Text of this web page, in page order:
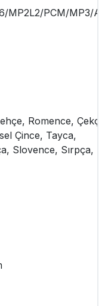
MP2L2/PCM/MP3/
Romence, Çekçe,
Çince, Tayca,
Slovence, Sırpça,